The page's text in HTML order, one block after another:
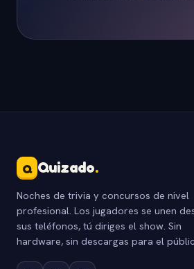
Q Quizado.
Noches de trivia y concursos de nivel
profesional. Los jugadores se unen
sus teléfonos, tú diriges el show. Sin
hardware, sin descargas para el